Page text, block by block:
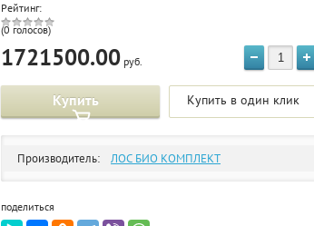
Рейтинг:
(0 голосов)
1721500.00 руб.
Купить Купить в один клик
Производитель: ЛОС БИО КОМПЛЕКТ
поделиться